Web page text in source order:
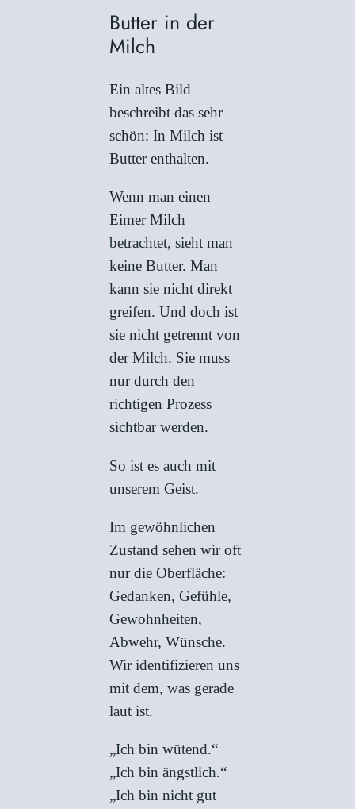
Butter in der
Milch
Ein altes Bild
beschreibt das sehr
schön: In Milch ist
Butter enthalten.
Wenn man einen
Eimer Milch
betrachtet, sieht man
keine Butter. Man
kann sie nicht direkt
greifen. Und doch ist
sie nicht getrennt von
der Milch. Sie muss
nur durch den
richtigen Prozess
sichtbar werden.
So ist es auch mit
unserem Geist.
Im gewöhnlichen
Zustand sehen wir oft
nur die Oberfläche:
Gedanken, Gefühle,
Gewohnheiten,
Abwehr, Wünsche.
Wir identifizieren uns
mit dem, was gerade
laut ist.
„Ich bin wütend.“
„Ich bin ängstlich.“
„Ich bin nicht gut